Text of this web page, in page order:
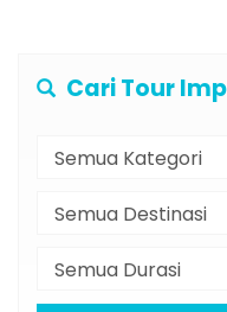
Cari Tour